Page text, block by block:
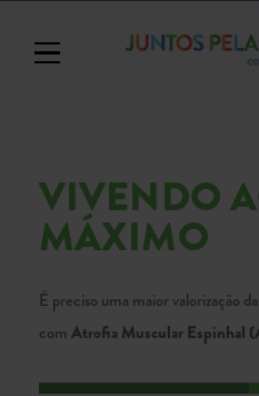
Toggle navigation
VIVENDO
MÁXIMO
É preciso uma maior valorização
com Atrofia Muscular Espinhal